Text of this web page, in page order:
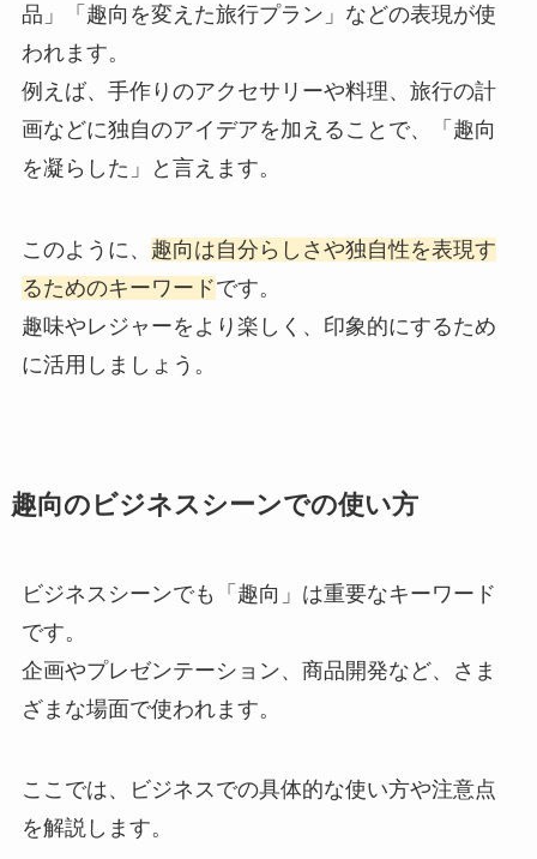
品」「趣向を変えた旅行プラン」などの表現が使
われます。
例えば、手作りのアクセサリーや料理、旅行の計
画などに独自のアイデアを加えることで、「趣向
を凝らした」と言えます。
このように、 趣向は自分らしさや独自性を表現す
るためのキーワードです。
趣味やレジャーをより楽しく、印象的にするため
に活用しましょう。
趣向のビジネスシーンでの使い方
ビジネスシーンでも「趣向」は重要なキーワード
です。
企画やプレゼンテーション、商品開発など、さま
ざまな場面で使われます。
ここでは、ビジネスでの具体的な使い方や注意点
を解説します。